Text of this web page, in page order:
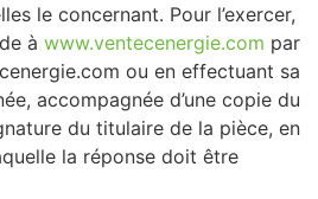
le concernant. Pour l’exercer,
à www.ventecenergie.com par
ou en effectuant sa
accompagnée d’une copie du
du titulaire de la pièce, en
la réponse doit être